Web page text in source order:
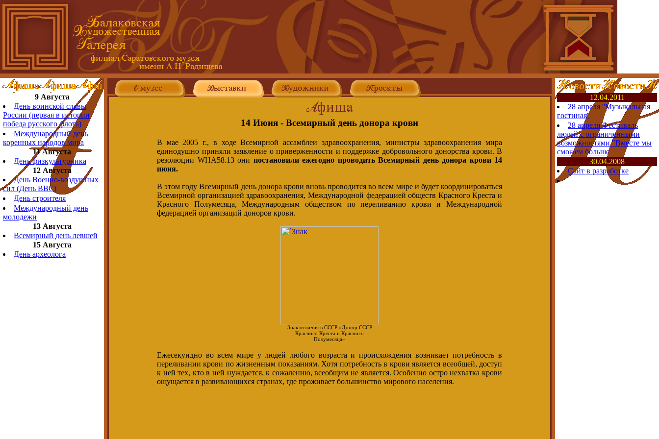
9 Августа
День воинской славы
России (первая в истории
победа русского флота)
Международный день
коренных народов мира
11 Августа
День физкультурника
12 Августа
День Военно-воздушных
сил (День ВВС)
День строителя
Международный день
молодежи
13 Августа
Всемирный день левшей
15 Августа
День археолога
14 Июня - Всемирный день донора крови
В мае 2005 г., в ходе Всемирной ассамблеи здравоохранения, министры здравоохранения мира
единодушно приняли заявление о приверженности и поддержке добровольного донорства крови. В
резолюции WHA58.13 они постановили ежегодно проводить Всемирный день донора крови 14
июня.
В этом году Всемирный день донора крови вновь проводится во всем мире и будет координироваться
Всемирной организацией здравоохранения, Международной федерацией обществ Красного Креста и
Красного Полумесяца, Международным обществом по переливанию крови и Международной
федерацией организаций доноров крови.
Знак отличия в СССР «Донор СССР
Красного Креста и Красного
Полумесяца»
Ежесекундно во всем мире у людей любого возраста и происхождения возникает потребность в
переливании крови по жизненным показаниям. Хотя потребность в крови является всеобщей, доступ
к ней тех, кто в ней нуждается, к сожалению, всеобщим не является. Особенно остро нехватка крови
ощущается в развивающихся странах, где проживает большинство мирового населения.
12.04.2011
28 апреля ''Музыкальная
гостиная''
28 апреля Фестиваль
людей с ограниченными
возможностями "Вместе мы
сможем больше
30.04.2008
Сайт в разработке